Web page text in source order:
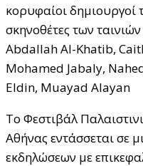
κορυφαίοι δημιουργοί
σκηνοθέτες των
Abdallah Al-Khatib,
Mohamed Jabaly,
Eldin, Muayad Alayan
Το Φεστιβάλ
Αθήνας εντάσσεται σε
εκδηλώσεων με